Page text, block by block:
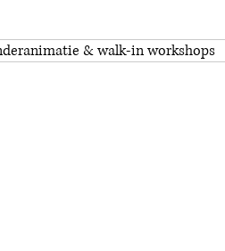
& walk-in workshops